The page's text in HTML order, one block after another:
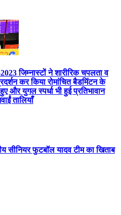
जिम्नास्टों ने शारीरिक चपलता व
कर किया रोमांचित बैडमिंटन के
और युगल स्पर्धा भी हुई प्रतिभावान
तालियाँ
सीनियर फुटबॉल यादव टीम का खिताब